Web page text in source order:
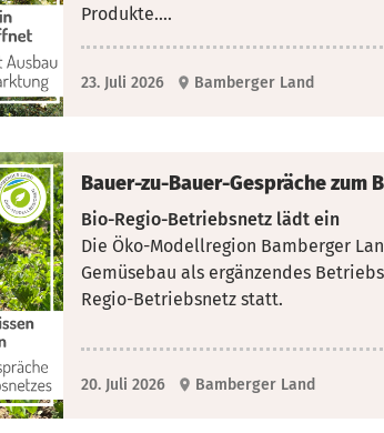
Produkte....
23. Juli 2026 Bamberger Land
Bauer-zu-Bauer-Gespräche zum
Bio-Regio-Betriebsnetz lädt ein
Die Öko-Modellregion Bamberger
Gemüsebau als ergänzendes
Regio-Betriebsnetz statt.
20. Juli 2026 Bamberger Land